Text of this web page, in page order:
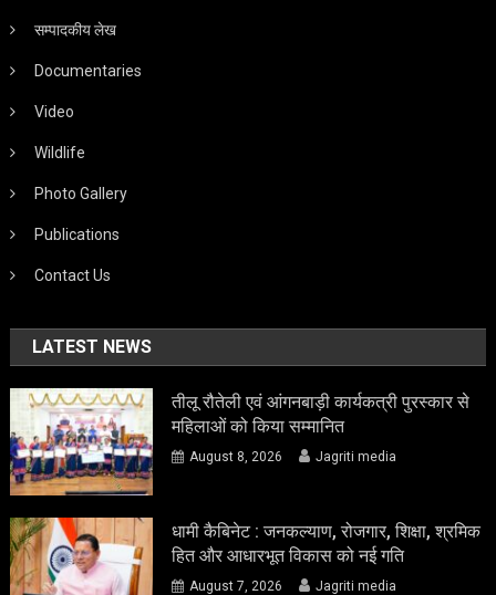
सम्पादकीय लेख
Documentaries
Video
Wildlife
Photo Gallery
Publications
Contact Us
LATEST NEWS
तीलू रौतेली एवं आंगनबाड़ी कार्यकत्री पुरस्कार से
महिलाओं को किया सम्मानित
August 8, 2026 Jagriti media
धामी कैबिनेट : जनकल्याण, रोजगार, शिक्षा, श्रमिक
हित और आधारभूत विकास को नई गति
August 7, 2026 Jagriti media